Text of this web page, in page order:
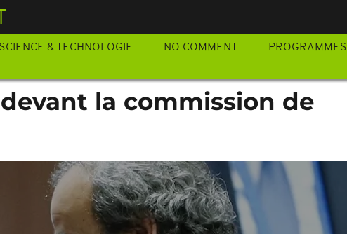
SCIENCE & TECHNOLOGIE NO COMMENT PROGRAMMES
la commission de